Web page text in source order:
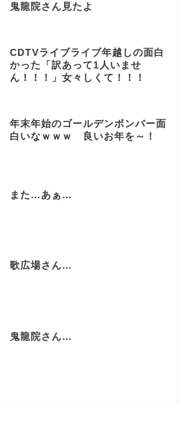
鬼龍院さん見たよ
CDTVライブライブ年越しの面白
かった「訳あって1人いませ
ん！！！」女々しくて！！！
年末年始のゴールデンボンバー面
白いなｗｗｗ 良いお年を～！
また…あぁ…
歌広場さん…
鬼龍院さん…